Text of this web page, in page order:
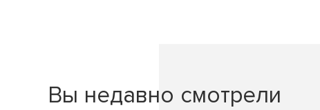
Вы недавно смотрели